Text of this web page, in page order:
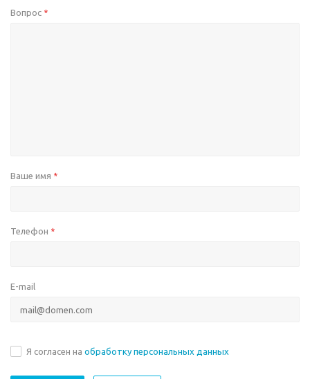
Вопрос *
Ваше имя *
Телефон *
E-mail
Я согласен на обработку персональных данных